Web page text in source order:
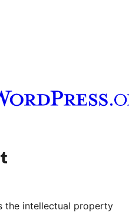
channel
造訪我們的 Tumblr 帳號
the intellectual property